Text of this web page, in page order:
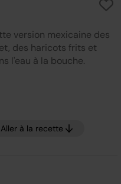
version mexicaine des
des haricots frits et
l'eau à la bouche.
Aller à la recette